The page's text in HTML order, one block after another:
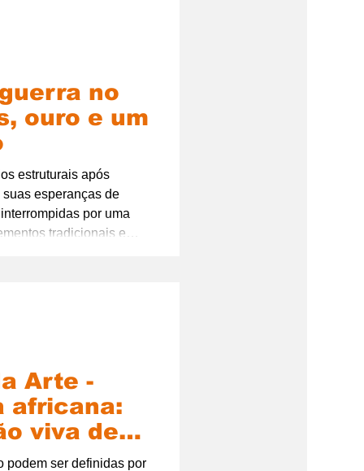
no
ouro e um
estruturais após
esperanças de
por uma
tradicionais e
Arte -
africana:
viva de
e
podem ser definidas por